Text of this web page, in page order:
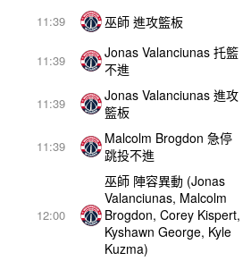
12:00
巫師 陣容異動 (Jonas
Valanciunas, Malcolm
Brogdon, Corey Kispert,
Kyshawn George, Kyle
Kuzma)
11:39
Malcolm Brogdon 急停
跳投不進
11:39
Jonas Valanciunas 進攻
籃板
11:39
Jonas Valanciunas 托籃
不進
11:39 巫師 進攻籃板